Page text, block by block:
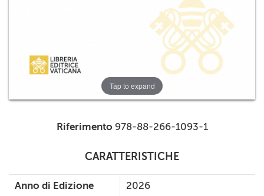
Tap to expand
Riferimento 978-88-266-1093-1
CARATTERISTICHE
Anno di Edizione
2026